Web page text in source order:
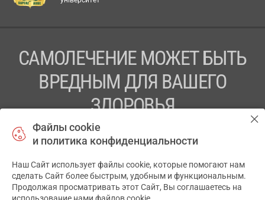
САМОЛЕЧЕНИЕ МОЖЕТ БЫТЬ
ВРЕДНЫМ ДЛЯ ВАШЕГО
ЗДОРОВЬЯ
ПЕРЕД ПРИМЕНЕНИЕМ ПРЕПАРАТА
ПРОКОНСУЛЬТИРУЙТЕСЬ С ВРАЧОМ
ТОВ «АПТЕКА 911.ЮА» Код ЄДРПОУ 43631965.
Отказ от ответственности
Файлы cookie
и политика конфиденциальности
Наш Сайт использует файлы cookie, которые помогают нам
сделать Сайт более быстрым, удобным и функциональным.
Продолжая просматривать этот Сайт, Вы соглашаетесь на
✕